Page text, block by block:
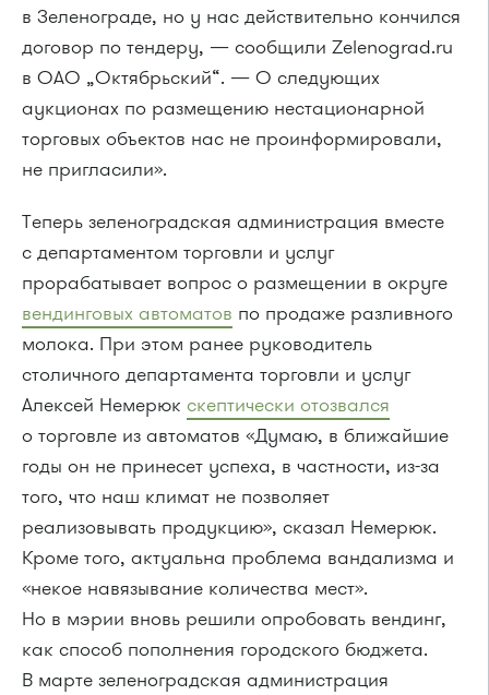
в Зеленограде, но у нас действительно кончился
договор по тендеру, — сообщили Zelenograd.ru
в ОАО „Октябрьский“. — О следующих
аукционах по размещению нестационарной
торговых объектов нас не проинформировали,
не пригласили».
Теперь зеленоградская администрация вместе
с департаментом торговли и услуг
прорабатывает вопрос о размещении в округе
вендинговых автоматов по продаже разливного
молока. При этом ранее руководитель
столичного департамента торговли и услуг
Алексей Немерюк скептически отозвался
о торговле из автоматов «Думаю, в ближайшие
годы он не принесет успеха, в частности, из-за
того, что наш климат не позволяет
реализовывать продукцию», сказал Немерюк.
Кроме того, актуальна проблема вандализма и
«некое навязывание количества мест».
Но в мэрии вновь решили опробовать вендинг,
как способ пополнения городского бюджета.
В марте зеленоградская администрация